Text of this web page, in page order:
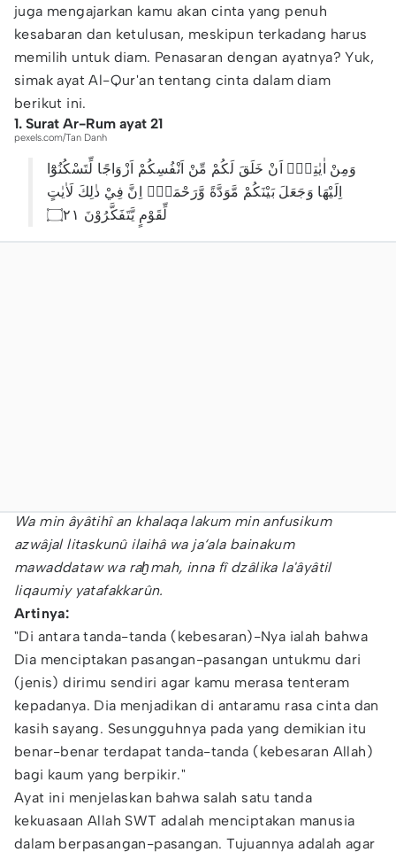
juga mengajarkan kamu akan cinta yang penuh
kesabaran dan ketulusan, meskipun terkadang harus
memilih untuk diam. Penasaran dengan ayatnya? Yuk,
simak ayat Al-Qur'an tentang cinta dalam diam
berikut ini.
1. Surat Ar-Rum ayat 21
pexels.com/Tan Danh
وَمِنْ اٰيٰتِهٖٓ اَنْ خَلَقَ لَكُمْ مِّنْ اَنْفُسِكُمْ اَزْوَاجًا لِّتَسْكُنُوْٓا
اِلَيْهَا وَجَعَلَ بَيْنَكُمْ مَّوَدَّةً وَّرَحْمَةًۗ اِنَّ فِيْ ذٰلِكَ لَاٰيٰتٍ
لِّقَوْمٍ يَّتَفَكَّرُوْنَ ۝٢١
Wa min âyâtihî an khalaqa lakum min anfusikum
azwâjal litaskunû ilaihâ wa ja‘ala bainakum
mawaddataw wa raḫmah, inna fî dzâlika la'âyâtil
liqaumiy yatafakkarûn.
Artinya:
"Di antara tanda-tanda (kebesaran)-Nya ialah bahwa
Dia menciptakan pasangan-pasangan untukmu dari
(jenis) dirimu sendiri agar kamu merasa tenteram
kepadanya. Dia menjadikan di antaramu rasa cinta dan
kasih sayang. Sesungguhnya pada yang demikian itu
benar-benar terdapat tanda-tanda (kebesaran Allah)
bagi kaum yang berpikir."
Ayat ini menjelaskan bahwa salah satu tanda
kekuasaan Allah SWT adalah menciptakan manusia
dalam berpasangan-pasangan. Tujuannya adalah agar